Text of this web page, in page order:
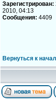
Зарегистрирован:
2010, 04:13
Сообщения: 4409
Вернуться к